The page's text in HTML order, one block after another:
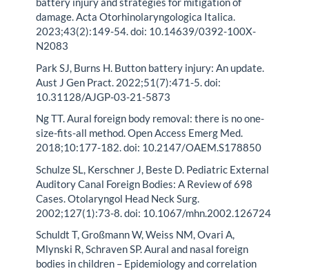
damage. Acta Otorhinolaryngologica Italica.
2023;43(2):149-54. doi: 10.14639/0392-100X-
N2083
Park SJ, Burns H. Button battery injury: An update.
Aust J Gen Pract. 2022;51(7):471-5. doi:
10.31128/AJGP-03-21-5873
Ng TT. Aural foreign body removal: there is no one-
size-fits-all method. Open Access Emerg Med.
2018;10:177-182. doi: 10.2147/OAEM.S178850
Schulze SL, Kerschner J, Beste D. Pediatric External
Auditory Canal Foreign Bodies: A Review of 698
Cases. Otolaryngol Head Neck Surg.
2002;127(1):73-8. doi: 10.1067/mhn.2002.126724
Schuldt T, Großmann W, Weiss NM, Ovari A,
Mlynski R, Schraven SP. Aural and nasal foreign
bodies in children – Epidemiology and correlation